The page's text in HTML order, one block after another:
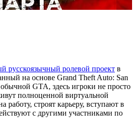
русскоязычный ролевой проект в
на основе Grand Theft Auto: San
GTA, здесь игроки не просто
полноценной виртуальной
работу, строят карьеру, вступают в
с другими участниками по